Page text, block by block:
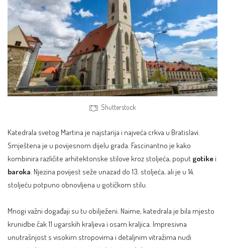
Shutterstock
Katedrala svetog Martina je najstarija i najveća crkva u Bratislavi.
Smještena je u povijesnom dijelu grada. Fascinantno je kako
kombinira različite arhitektonske stilove kroz stoljeća, poput gotike i
baroka. Njezina povijest seže unazad do 13. stoljeća, ali je u 14.
stoljeću potpuno obnovljena u gotičkom stilu.
Mnogi važni događaji su tu obilježeni. Naime, katedrala je bila mjesto
krunidbe čak 11 ugarskih kraljeva i osam kraljica. Impresivna
unutrašnjost s visokim stropovima i detaljnim vitražima nudi